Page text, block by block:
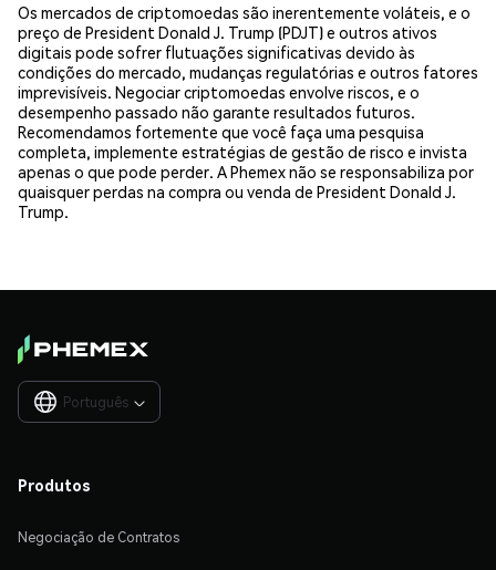
Os mercados de criptomoedas são inerentemente voláteis, e o
preço de President Donald J. Trump (PDJT) e outros ativos
digitais pode sofrer flutuações significativas devido às
condições do mercado, mudanças regulatórias e outros fatores
imprevisíveis. Negociar criptomoedas envolve riscos, e o
desempenho passado não garante resultados futuros.
Recomendamos fortemente que você faça uma pesquisa
completa, implemente estratégias de gestão de risco e invista
apenas o que pode perder. A Phemex não se responsabiliza por
quaisquer perdas na compra ou venda de President Donald J.
Trump.
Português 
Produtos
Negociação de Contratos